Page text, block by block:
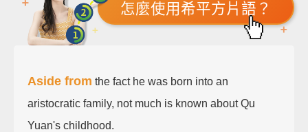
怎麼使用希平方片語？
Aside from the fact he was born into an
aristocratic family, not much is known about Qu
Yuan's childhood.